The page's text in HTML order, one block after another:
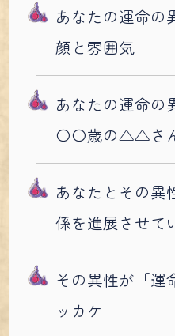
あなたの運命
顔と雰囲気
あなたの運命
〇〇歳の△△さ
あなたとその異
係を進展させて
その異性が「運
ッカケ